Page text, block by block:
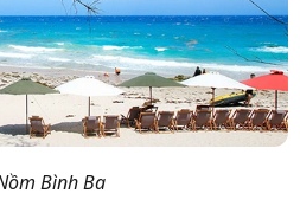
Bình Ba